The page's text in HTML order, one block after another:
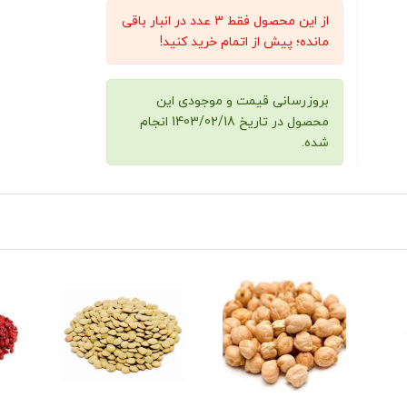
از این محصول فقط 3 عدد در انبار باقی
مانده؛ پیش از اتمام خرید کنید!
بروزرسانی قیمت و موجودی این
محصول در تاریخ 1403/02/18 انجام
شده.